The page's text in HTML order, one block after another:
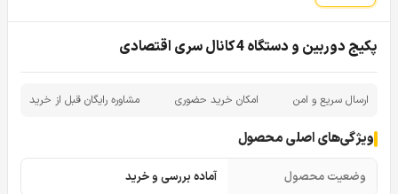
پکیج دوربین و دستگاه 4 کانال سری اقتصادی
ارسال سریع و امن امکان خرید حضوری مشاوره رایگان قبل از خرید
ویژگی‌های اصلی محصول
وضعیت محصول آماده بررسی و خرید